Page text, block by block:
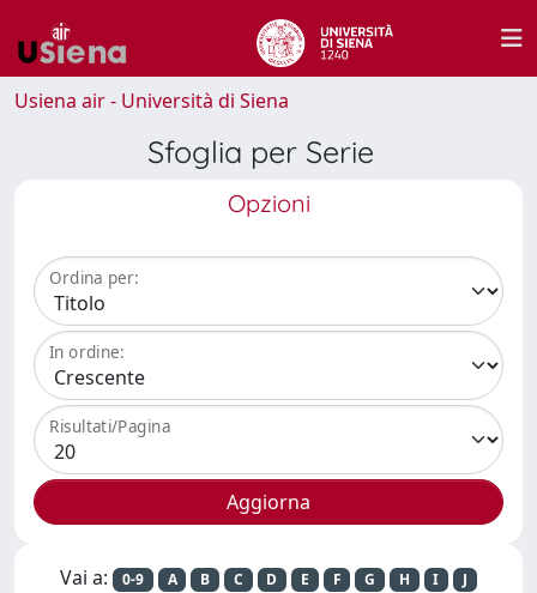
Usiena air - Università di Siena
Sfoglia per Serie
Opzioni
Ordina per:
In ordine:
Risultati/Pagina
Vai a: 0-9 A B C D E F G H I
J